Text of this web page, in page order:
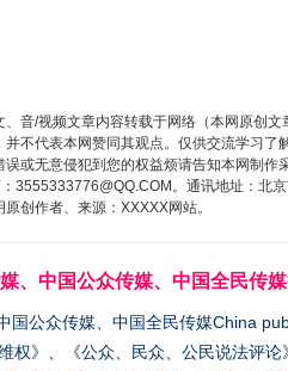
、音/视频文章内容转载于网络（本网原创
并不代表本网赞同其观点。仅供交流学习
误或无意侵犯到您的权益烦请告知本网制
3555333776@QQ.COM。通讯地址：北
创作者、来源：XXXXX网站。
、中国公众传媒、中国全民传
国公众传媒、中国全民传媒China
权》、《公众、民众、公民说法评